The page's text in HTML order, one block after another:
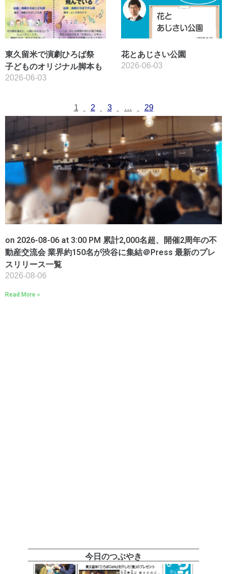
東久留米で演劇ひろば祭
子どものオリジナル脚本も
2026-06-03
花とあじさい公園
2026-06-03
1 2 3 … 29
on 2026-08-06 at 3:00 PM 累計2,000名超、開催2周年の不
動産交流会 業界約150名が渋谷に集結​＠Press 最新のプレ
スリリース一覧
2026-08-06
Read More »
今日のつぶやき